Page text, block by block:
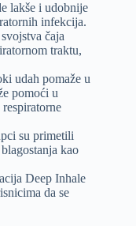
lakše i udobnije
infekcija.
čaja
traktu,
udah pomaže u
pomoći u
su primetili
kao
Deep Inhale
da se